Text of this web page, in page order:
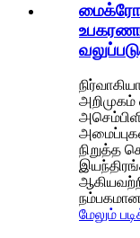
மைக்ரோ
நிறுத்த
மேலும்